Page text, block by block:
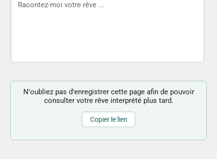
N'oubliez pas d'enregistrer cette page afin de pouvoir
consulter votre rêve interprété plus tard.
Copier le lien